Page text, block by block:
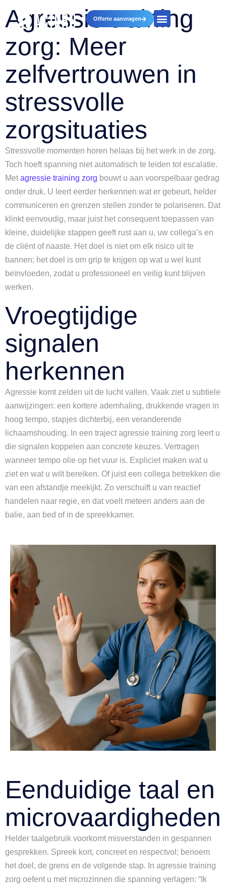
Offerte aanvragen
Agressie training
zorg: Meer
zelfvertrouwen in
stressvolle
zorgsituaties
Stressvolle momenten horen helaas bij het werk in de zorg.
Toch hoeft spanning niet automatisch te leiden tot escalatie.
Met agressie training zorg bouwt u aan voorspelbaar gedrag
onder druk. U leert eerder herkennen wat er gebeurt, helder
communiceren en grenzen stellen zonder te polariseren. Dat
klinkt eenvoudig, maar juist het consequent toepassen van
kleine, duidelijke stappen geeft rust aan u, uw collega’s en
de cliënt of naaste. Het doel is niet om elk risico uit te
bannen; het doel is om grip te krijgen op wat u wel kunt
beïnvloeden, zodat u professioneel en veilig kunt blijven
werken.
Vroegtijdige
signalen
herkennen
Agressie komt zelden uit de lucht vallen. Vaak ziet u subtiele
aanwijzingen: een kortere ademhaling, drukkende vragen in
hoog tempo, stapjes dichterbij, een veranderende
lichaamshouding. In een traject agressie training zorg leert u
die signalen koppelen aan concrete keuzes. Vertragen
wanneer tempo olie op het vuur is. Expliciet maken wat u
ziet en wat u wilt bereiken. Of juist een collega betrekken die
van een afstandje meekijkt. Zo verschuift u van reactief
handelen naar regie, en dat voelt meteen anders aan de
balie, aan bed of in de spreekkamer.
Eenduidige taal en
microvaardigheden
Helder taalgebruik voorkomt misverstanden in gespannen
gesprekken. Spreek kort, concreet en respectvol; benoem
het doel, de grens en de volgende stap. In agressie training
zorg oefent u met microzinnen die spanning verlagen: “Ik